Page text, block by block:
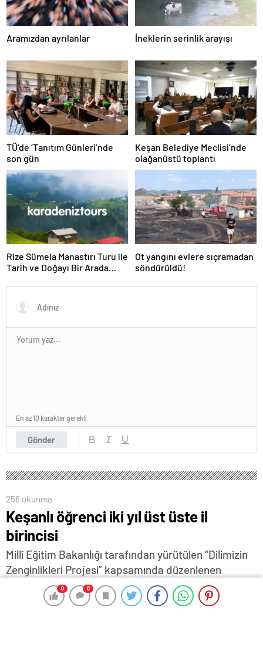
0 0
Aramızdan ayrılanlar İneklerin serinlik arayışı
TÜ’de ‘Tanıtım Günleri’nde
son gün
Keşan Belediye Meclisi’nde
olağanüstü toplantı
Rize Sümela Manastırı Turu ile
Tarih ve Doğayı Bir Arada
Ot yangını evlere sıçramadan
söndürüldü!
Gönder
En az 10 karakter gerekli
256 okunma
Keşanlı öğrenci iki yıl üst üste il
birincisi
Millî Eğitim Bakanlığı tarafından yürütülen “Dilimizin
Zenginlikleri Projesi” kapsamında düzenlenen
yarışmada, Keşan Anadolu Lisesi 10-A sınıfı
öğrencisi Güneş Saylam, tasarladığı “Cönk:
0 0